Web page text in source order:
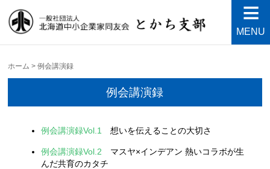
北海道中小企業家同友会と
良い会社、良い経営者、よい経営環境づくりを目指し
MENU
ホーム >例会講演録
例会講演録
例会講演録Vol.1 想いを伝えることの大切さ
例会講演録Vol.2 マスヤ×インデアン 熱いコラボが生
んだ共育のカタチ